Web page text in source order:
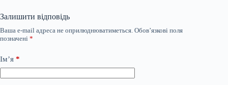
Залишити відповідь
Ваша e-mail адреса не оприлюднюватиметься. Обов’язкові поля
позначені *
Ім’я *